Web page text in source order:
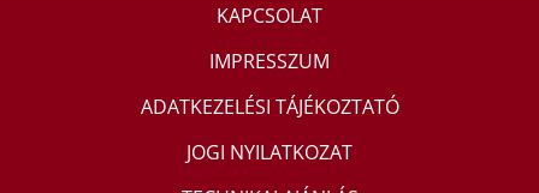
KAPCSOLAT
IMPRESSZUM
ADATKEZELÉSI TÁJÉKOZTATÓ
JOGI NYILATKOZAT